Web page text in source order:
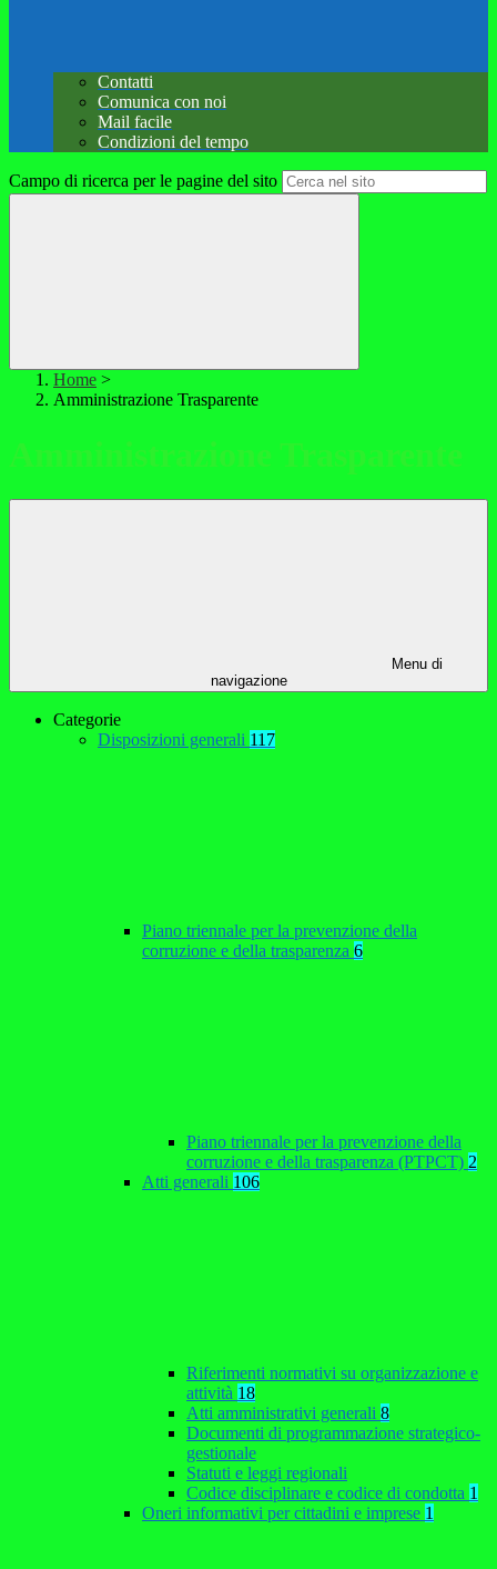
Contatti
Comunica con noi
Mail facile
Condizioni del tempo
Campo di ricerca per le pagine del sito
Home >
Amministrazione Trasparente
Amministrazione Trasparente
Menu di
navigazione
Categorie
Disposizioni generali 117
Piano triennale per la prevenzione della
corruzione e della trasparenza 6
Piano triennale per la prevenzione della
corruzione e della trasparenza (PTPCT) 2
Atti generali 106
Riferimenti normativi su organizzazione e
attività 18
Atti amministrativi generali 8
Documenti di programmazione strategico-
gestionale
Statuti e leggi regionali
Codice disciplinare e codice di condotta 1
Oneri informativi per cittadini e imprese 1